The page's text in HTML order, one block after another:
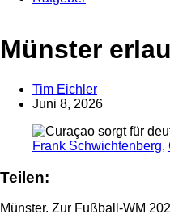
Münster
Tim Eichler
Juni 8, 2026
Frank Schwichtenberg,
Teilen:
Münster. Zur Fußball-WM